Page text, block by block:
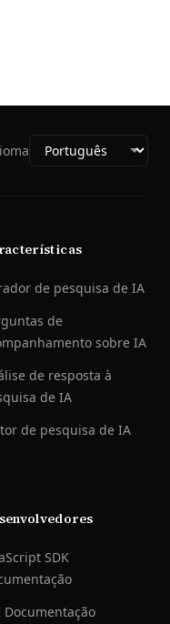
de pesquisa de IA
de
sobre IA
de resposta à
de IA
de pesquisa de IA
SDK
Documentação